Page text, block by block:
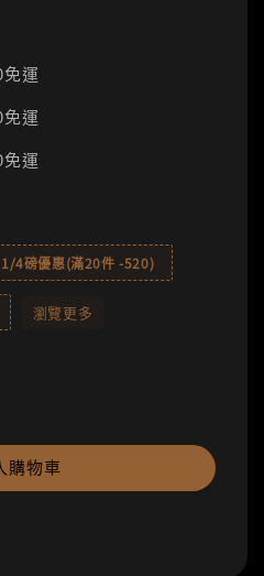
運
運
運
1/4磅優惠(滿20件 -520)
瀏覽更多
購物車